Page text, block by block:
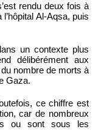
rendu deux fois à
Al-Aqsa, puis
un contexte plus
délibérément aux
nombre de morts à
Gaza.
ce chiffre est
car de nombreux
ou sont sous les